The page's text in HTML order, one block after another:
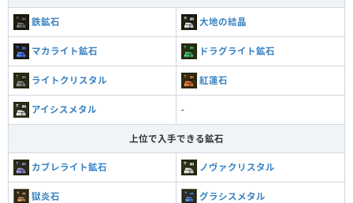
鉄鉱石 大地の結晶
マカライト鉱石 ドラグライト鉱石
ライトクリスタル 紅蓮石
アイシスメタル -
上位で入手できる鉱石
カブレライト鉱石 ノヴァクリスタル
獄炎石 グラシスメタル